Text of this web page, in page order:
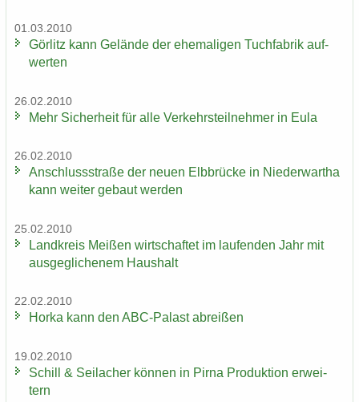
01.03.2010
Gör­litz kann Ge­län­de der ehe­ma­li­gen Tuch­fa­brik auf­
wer­ten
26.02.2010
Mehr Si­cher­heit für alle Ver­kehrs­teil­neh­mer in Eula
26.02.2010
An­schluss­stra­ße der neuen Elb­brü­cke in Nie­der­wartha
kann wei­ter ge­baut wer­den
25.02.2010
Land­kreis Mei­ßen wirt­schaf­tet im lau­fen­den Jahr mit
aus­ge­gli­che­nem Haus­halt
22.02.2010
Horka kann den ABC-​Palast ab­rei­ßen
19.02.2010
Schill & Seil­a­cher kön­nen in Pirna Pro­duk­ti­on er­wei­
tern